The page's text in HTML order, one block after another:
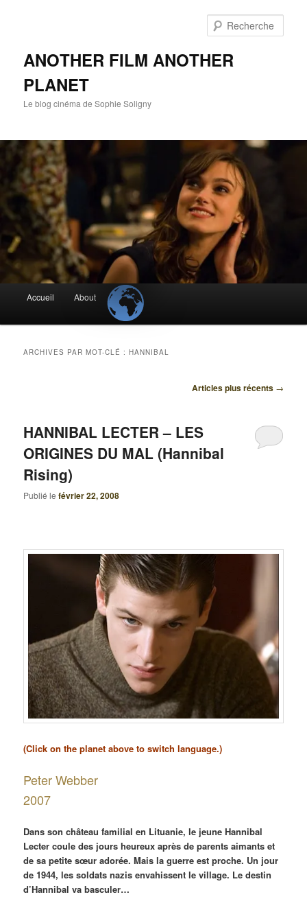
ANOTHER FILM ANOTHER
PLANET
Le blog cinéma de Sophie Soligny
principal
Accueil About
ARCHIVES PAR MOT-CLÉ :HANNIBAL
Articles plus récents →
HANNIBAL LECTER – LES
ORIGINES DU MAL (Hannibal
Rising)
Publié lefévrier 22, 2008
(Click on the planet above to switch language.)
Peter Webber
2007
Dans son château familial en Lituanie, le jeune Hannibal
Lecter coule des jours heureux après de parents aimants et
de sa petite sœur adorée. Mais la guerre est proche. Un jour
de 1944, les soldats nazis envahissent le village. Le destin
d’Hannibal va basculer…